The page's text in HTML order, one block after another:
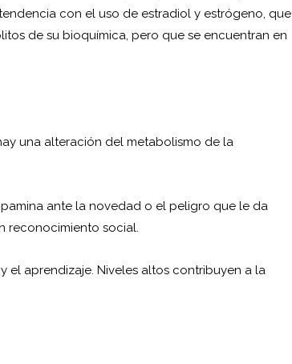
con el uso de estradiol y estrógeno, que
de su bioquímica, pero que se encuentran en
una alteración del metabolismo de la
ante la novedad o el peligro que le da
reconocimiento social.
el aprendizaje. Niveles altos contribuyen a la